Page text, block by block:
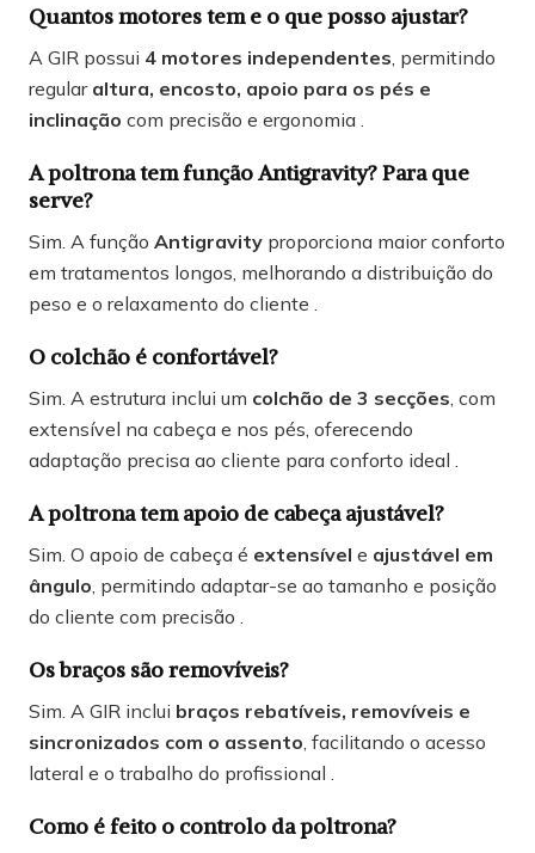
Quantos motores tem e o que posso ajustar?
A GIR possui 4 motores independentes , permitindo
regular altura, encosto, apoio para os pés e
inclinação com precisão e ergonomia .
A poltrona tem função Antigravity? Para que
serve?
Sim. A função Antigravity proporciona maior conforto
em tratamentos longos, melhorando a distribuição do
peso e o relaxamento do cliente .
O colchão é confortável?
Sim. A estrutura inclui um colchão de 3 secções , com
extensível na cabeça e nos pés, oferecendo
adaptação precisa ao cliente para conforto ideal .
A poltrona tem apoio de cabeça ajustável?
Sim. O apoio de cabeça é extensível e ajustável em
ângulo , permitindo adaptar-se ao tamanho e posição
do cliente com precisão .
Os braços são removíveis?
Sim. A GIR inclui braços rebatíveis, removíveis e
sincronizados com o assento , facilitando o acesso
lateral e o trabalho do profissional .
Como é feito o controlo da poltrona?